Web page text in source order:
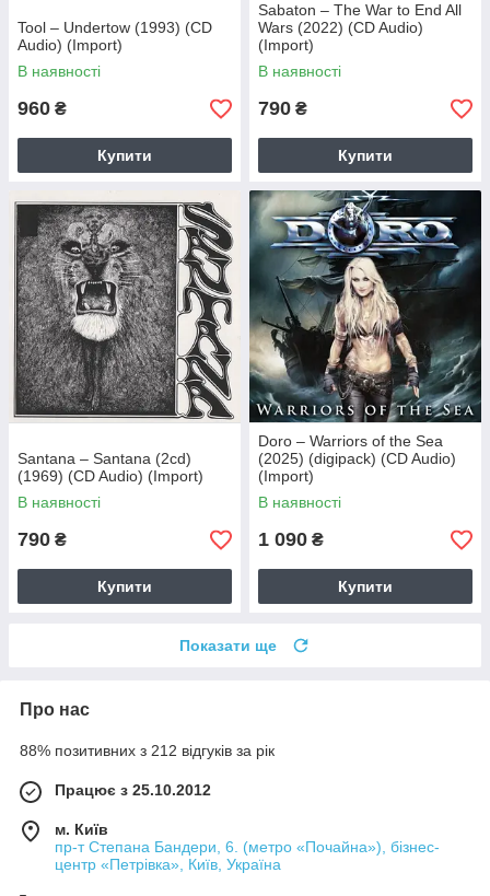
Tool – Undertow (1993) (CD
Audio) (Import)
В наявності
960 ₴
Купити
Sabaton – The War to End All
Wars (2022) (CD Audio)
(Import)
В наявності
790 ₴
Купити
Santana – Santana (2cd)
(1969) (CD Audio) (Import)
В наявності
790 ₴
Купити
Doro – Warriors of the Sea
(2025) (digipack) (CD Audio)
(Import)
В наявності
1 090 ₴
Купити
Показати ще
Про нас
88% позитивних з 212 відгуків за рік
Працює з 25.10.2012
м. Київ
пр-т Степана Бандери, 6. (метро «Почайна»), бізнес-
центр «Петрівка», Київ, Україна